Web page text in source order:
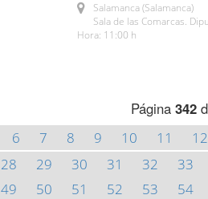
Salamanca (Salamanca)
Sala de las Comarcas.
Hora: 11:00 h
Página 342
6 7 8 9 10 11 12
28 29 30 31 32 33
49 50 51 52 53 54